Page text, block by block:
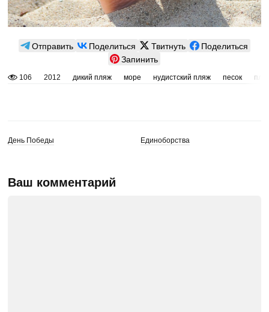
Отправить Поделиться Твитнуть
Поделиться
Запинить
106 2012 дикий пляж море нудистский пляж песок
День Победы Единоборства
Ваш комментарий